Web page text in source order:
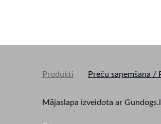
Produkti Preču saņemšana /
Mājaslapa izveidota ar